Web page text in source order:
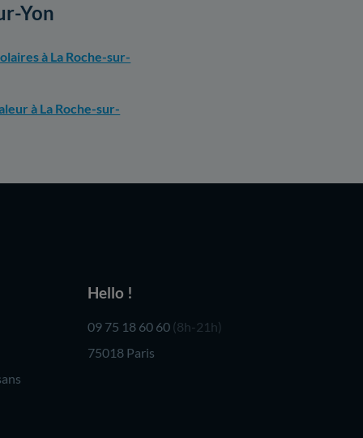
Yon
à La Roche-sur-
à La Roche-sur-
Hello !
09 75 18 60 60 (8h-21h)
75018 Paris